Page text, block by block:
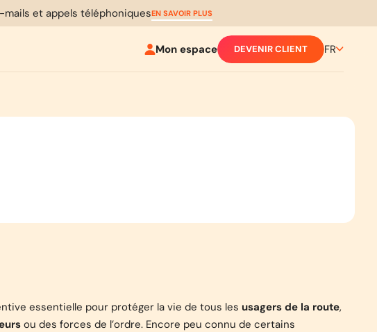
et appels téléphoniquesEN SAVOIR PLUS
Mon espace DEVENIR CLIENT FR
essentielle pour protéger la vie de tous les usagers de la route,
ou des forces de l’ordre. Encore peu connu de certains